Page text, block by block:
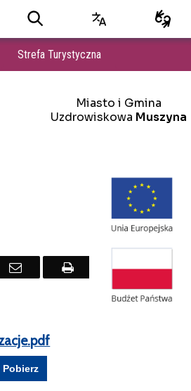
Strefa Turystyczna
Muszyna
Miasto i Gmina
Uzdrowiskowa Muszyna
Email Drukuj
Pobierz